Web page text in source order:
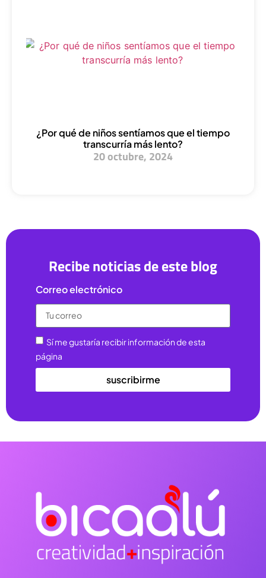
¿Por qué de niños sentíamos que el tiempo
transcurría más lento?
20 octubre, 2024
Recibe noticias de este blog
Correo electrónico
Sí me gustaría recibir información de esta
página
suscribirme